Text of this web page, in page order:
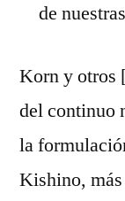
de
Korn y otros
del continuo
la
Kishino, más